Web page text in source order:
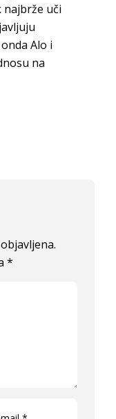
najbrže uči
Alo i
na
*